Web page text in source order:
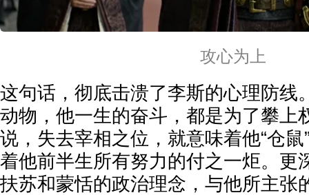
攻心为上
这句话，彻底击溃了李斯的心理防线
动物，他一生的奋斗，都是为了攀上
说，失去宰相之位，就意味着他“仓
着他前半生所有努力的付之一炬。更
扶苏和蒙恬的政治理念，与他所主张